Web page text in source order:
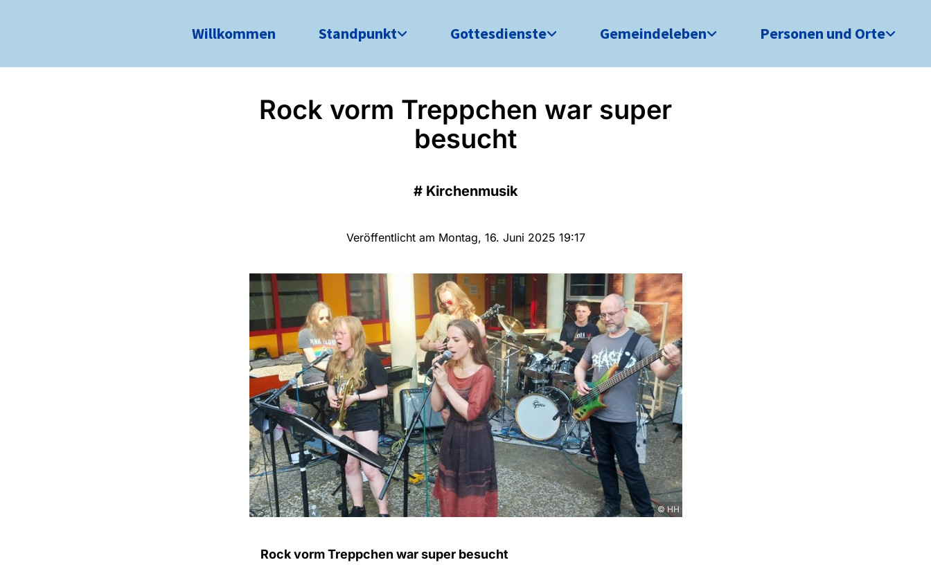
Willkommen Standpunkt Gottesdienste Gemeindeleben Personen und Orte
Rock vorm Treppchen war super
besucht
# Kirchenmusik
Veröffentlicht am Montag, 16. Juni 2025 19:17
© HH
Rock vorm Treppchen war super besucht